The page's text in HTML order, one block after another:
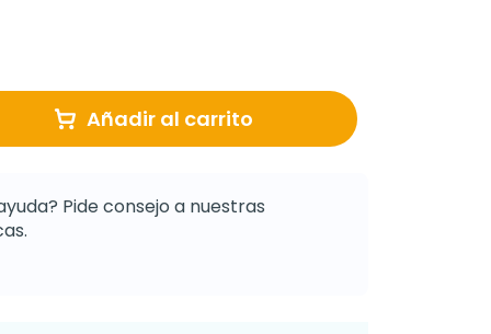
Añadir al carrito
Pide consejo a nuestras